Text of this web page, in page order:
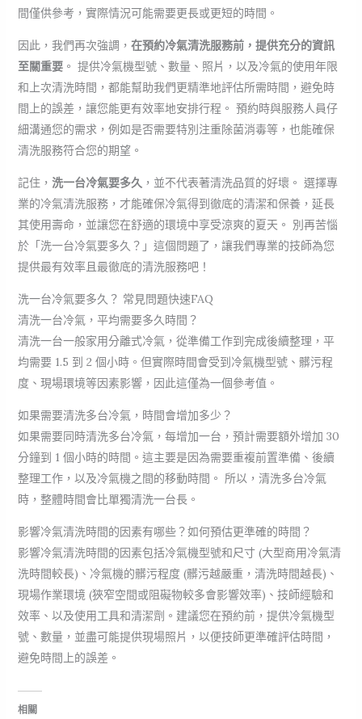
間僅供參考，實際情況可能需要更長或更短的時間。
因此，我們再次強調， 在預約冷氣清洗服務前，提供充分的資訊
至關重要。 提供冷氣機型號、數量、照片，以及冷氣的使用年限
和上次清洗時間，都能幫助我們更精準地評估所需時間，避免時
間上的誤差，讓您能更有效率地安排行程。 預約時與服務人員仔
細溝通您的需求，例如是否需要特別注重除菌消毒等，也能確保
清洗服務符合您的期望。
記住， 洗一台冷氣要多久 ，並不代表著清洗品質的好壞。 選擇專
業的冷氣清洗服務，才能確保冷氣得到徹底的清潔和保養，延長
其使用壽命，並讓您在舒適的環境中享受涼爽的夏天。 別再苦惱
於「洗一台冷氣要多久？」這個問題了，讓我們專業的技師為您
提供最有效率且最徹底的清洗服務吧！
洗一台冷氣要多久？ 常見問題快速FAQ
清洗一台冷氣，平均需要多久時間？
清洗一台一般家用分離式冷氣，從準備工作到完成後續整理，平
均需要 1.5 到 2 個小時。但實際時間會受到冷氣機型號、髒污程
度、現場環境等因素影響，因此這僅為一個參考值。
如果需要清洗多台冷氣，時間會增加多少？
如果需要同時清洗多台冷氣，每增加一台，預計需要額外增加 30
分鐘到 1 個小時的時間。這主要是因為需要重複前置準備、後續
整理工作，以及冷氣機之間的移動時間。 所以，清洗多台冷氣
時，整體時間會比單獨清洗一台長。
影響冷氣清洗時間的因素有哪些？如何預估更準確的時間？
影響冷氣清洗時間的因素包括冷氣機型號和尺寸 (大型商用冷氣清
洗時間較長)、冷氣機的髒污程度 (髒污越嚴重，清洗時間越長)、
現場作業環境 (狹窄空間或阻礙物較多會影響效率)、技師經驗和
效率、以及使用工具和清潔劑。建議您在預約前，提供冷氣機型
號、數量，並盡可能提供現場照片，以便技師更準確評估時間，
避免時間上的誤差。
相關